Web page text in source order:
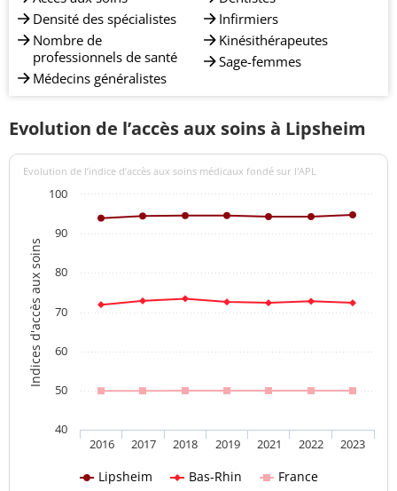
Densité des spécialistes
Nombre de
professionnels de santé
Médecins généralistes
Infirmiers
Kinésithérapeutes
Sage-femmes
Evolution de l’accès aux soins à Lipsheim
Indices d'accès aux soins
Evolution de l’indice d’accès aux soins médicaux fondé sur l'APL
Lipsheim Bas-Rhin France
2016 2017 2018 2019 2021 2022 2023
40
50
60
70
80
90
100